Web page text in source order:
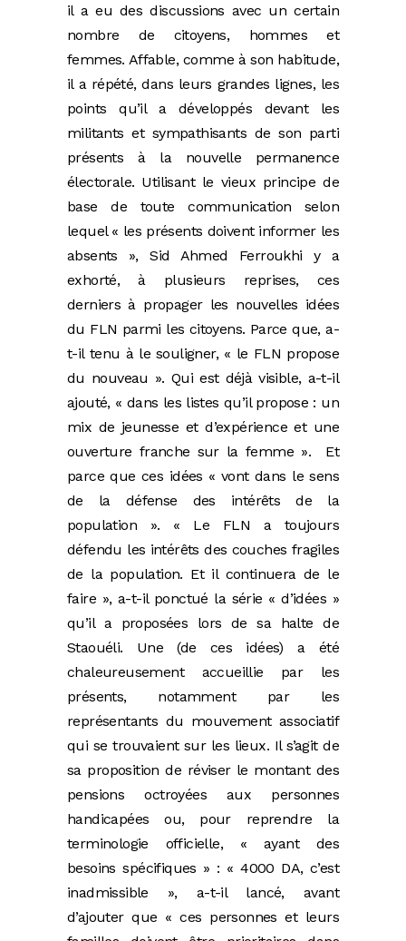
il a eu des discussions avec un certain
nombre de citoyens, hommes et
femmes. Affable, comme à son habitude,
il a répété, dans leurs grandes lignes, les
points qu’il a développés devant les
militants et sympathisants de son parti
présents à la nouvelle permanence
électorale. Utilisant le vieux principe de
base de toute communication selon
lequel « les présents doivent informer les
absents », Sid Ahmed Ferroukhi y a
exhorté, à plusieurs reprises, ces
derniers à propager les nouvelles idées
du FLN parmi les citoyens. Parce que, a-
t-il tenu à le souligner, « le FLN propose
du nouveau ». Qui est déjà visible, a-t-il
ajouté, « dans les listes qu’il propose : un
mix de jeunesse et d’expérience et une
ouverture franche sur la femme ». Et
parce que ces idées « vont dans le sens
de la défense des intérêts de la
population ». « Le FLN a toujours
défendu les intérêts des couches fragiles
de la population. Et il continuera de le
faire », a-t-il ponctué la série « d’idées »
qu’il a proposées lors de sa halte de
Staouéli. Une (de ces idées) a été
chaleureusement accueillie par les
présents, notamment par les
représentants du mouvement associatif
qui se trouvaient sur les lieux. Il s’agit de
sa proposition de réviser le montant des
pensions octroyées aux personnes
handicapées ou, pour reprendre la
terminologie officielle, « ayant des
besoins spécifiques » : « 4000 DA, c’est
inadmissible », a-t-il lancé, avant
d’ajouter que « ces personnes et leurs